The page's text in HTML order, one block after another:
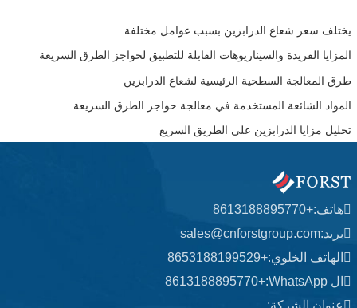
يختلف سعر شعاع الدرابزين بسبب عوامل مختلفة
المزايا الفريدة والسيناريوهات القابلة للتطبيق لحواجز الطرق السريعة
طرق المعالجة السطحية الرئيسية لشعاع الدرابزين
المواد الشائعة المستخدمة في معالجة حواجز الطرق السريعة
تحليل مزايا الدرابزين على الطريق السريع
هاتف:+8613188895770
بريد:sales@cnforstgroup.com
الهاتف الخلوي:+8653188199529
ال WhatsApp:
+8613188895770